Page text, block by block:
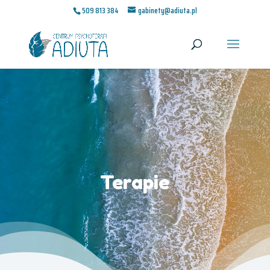
509 813 384 gabinety@adiuta.pl
Terapie